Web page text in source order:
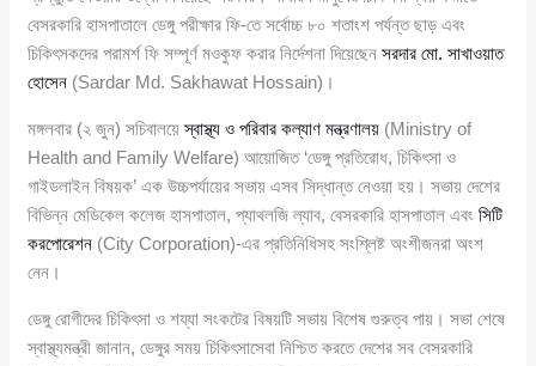
বেসরকারি হাসপাতালে ডেঙ্গু পরীক্ষার ফি-তে সর্বোচ্চ ৮০ শতাংশ পর্যন্ত ছাড় এবং
চিকিৎসকদের পরামর্শ ফি সম্পূর্ণ মওকুফ করার নির্দেশনা দিয়েছেনসরদার মো. সাখাওয়াত
হোসেন (Sardar Md. Sakhawat Hossain)।
মঙ্গলবার (২ জুন) সচিবালয়েস্বাস্থ্য ও পরিবার কল্যাণ মন্ত্রণালয় (Ministry of
Health and Family Welfare) আয়োজিত ‘ডেঙ্গু প্রতিরোধ, চিকিৎসা ও
গাইডলাইন বিষয়ক’ এক উচ্চপর্যায়ের সভায় এসব সিদ্ধান্ত নেওয়া হয়। সভায় দেশের
বিভিন্ন মেডিকেল কলেজ হাসপাতাল, প্যাথলজি ল্যাব, বেসরকারি হাসপাতাল এবংসিটি
করপোরেশন (City Corporation)-এর প্রতিনিধিসহ সংশ্লিষ্ট অংশীজনরা অংশ
নেন।
ডেঙ্গু রোগীদের চিকিৎসা ও শয্যা সংকটের বিষয়টি সভায় বিশেষ গুরুত্ব পায়। সভা শেষে
স্বাস্থ্যমন্ত্রী জানান, ডেঙ্গুর সময় চিকিৎসাসেবা নিশ্চিত করতে দেশের সব বেসরকারি